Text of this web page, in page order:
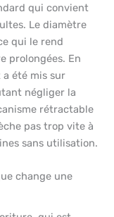
qui convient
Le diamètre
qui le rend
prolongées. En
a été mis sur
négliger la
rétractable
pas trop vite à
sans utilisation.
change une